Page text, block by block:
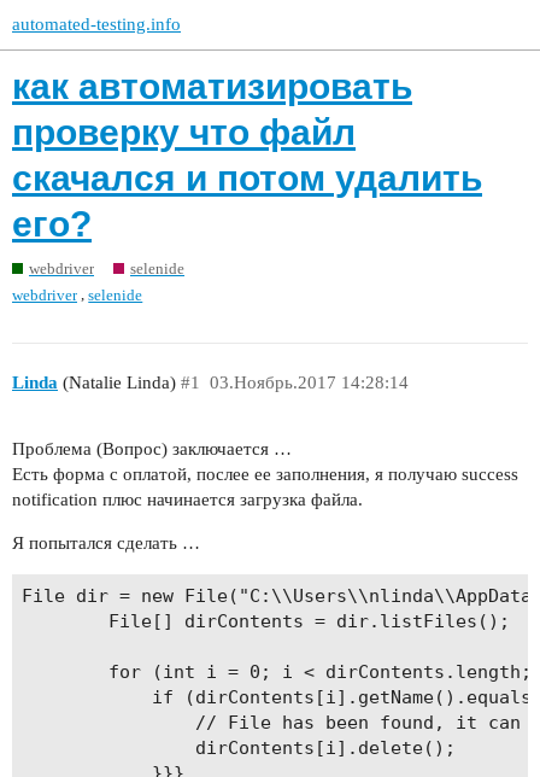
automated-testing.info
как автоматизировать
проверку что файл
скачался и потом удалить
его?
webdriver
selenide
webdriver ,selenide
Linda (Natalie Linda) 03.Ноябрь.2017 14:28:14
#1
Проблема (Вопрос) заключается …
Есть форма с оплатой, послее ее заполнения, я получаю success
notification плюс начинается загрузка файла.
Я попытался сделать …
File dir = new
        File[] dirContents = dir.listFiles();
for (int i = 0; i < dirContents.length;
if
// File has been found, it can
                dirContents[i].delete();